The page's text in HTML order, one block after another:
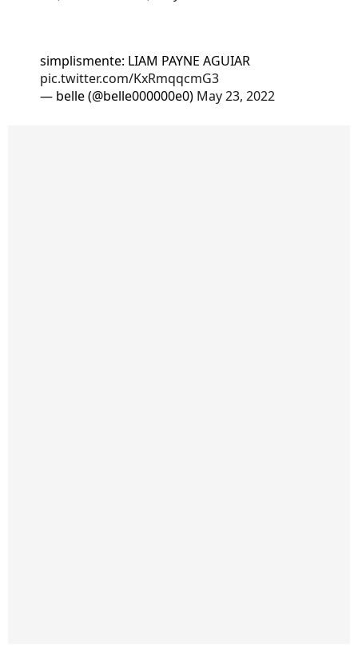
simplismente: LIAM PAYNE AGUIAR
pic.twitter.com/KxRmqqcmG3
— belle (@belle000000e0) May 23, 2022